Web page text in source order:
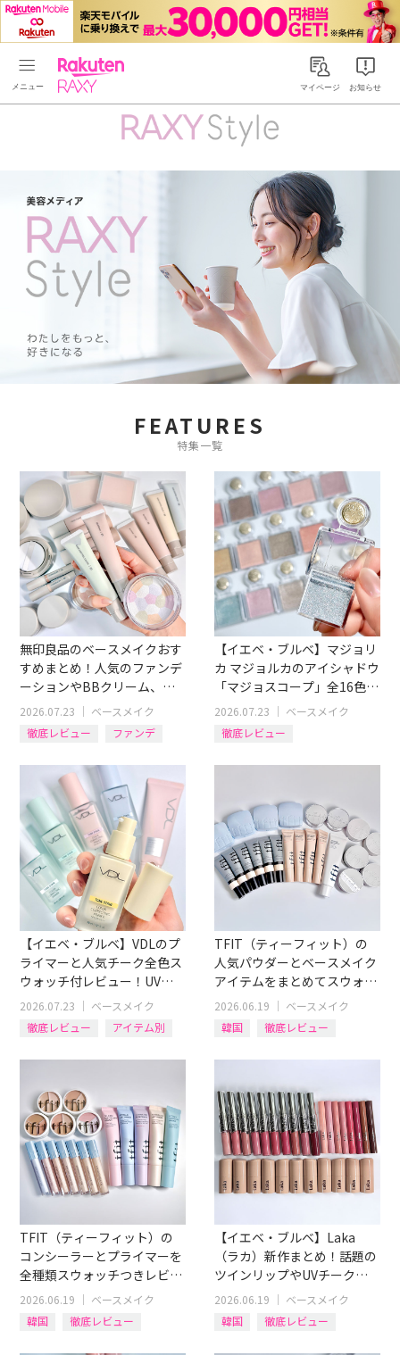
Rakuten RAXYマイページ お知らせ
FEATURES
特集一覧
無印良品のベースメイクおす
すめまとめ！人気のファンデ
ーションやBBクリーム、コ
ンシーラーも
2026.07.23 ｜ ベースメイク
徹底レビュー
ファンデ
BBクリーム
【イエベ・ブルベ】マジョリ
カ マジョルカのアイシャドウ
「マジョスコープ」全16色ス
ウォッチつきレビュー
2026.07.23 ｜ ベースメイク
徹底レビュー
【イエベ・ブルベ】VDLのプ
ライマーと人気チーク全色ス
ウォッチ付レビュー！UV下
地やハイライター付チークも
2026.07.23 ｜ ベースメイク
徹底レビュー
アイテム別
TFIT（ティーフィット）の
人気パウダーとベースメイク
アイテムをまとめてスウォッ
チつきレビュー！
2026.06.19 ｜ ベースメイク
韓国
徹底レビュー
BBクリーム
TFIT（ティーフィット）の
コンシーラーとプライマーを
全種類スウォッチつきレビュ
ー！肌タイプ別おすすめも
2026.06.19 ｜ ベースメイク
韓国
徹底レビュー
【イエベ・ブルベ】Laka
（ラカ）新作まとめ！話題の
ツインリップやUVチーク＆
リップライナーを全色レビュ
ー！
2026.06.19 ｜ ベースメイク
韓国
徹底レビュー